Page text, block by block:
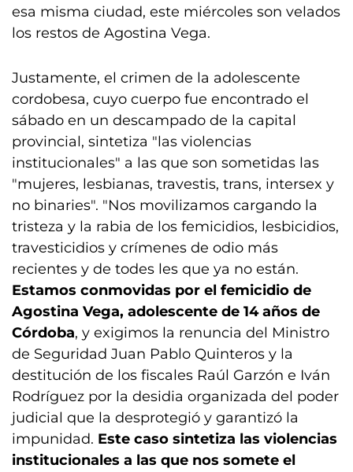
esa misma ciudad, este miércoles son velados
los restos de Agostina Vega.
Justamente, el crimen de la adolescente
cordobesa, cuyo cuerpo fue encontrado el
sábado en un descampado de la capital
provincial, sintetiza "las violencias
institucionales" a las que son sometidas las
"mujeres, lesbianas, travestis, trans, intersex y
no binaries". "Nos movilizamos cargando la
tristeza y la rabia de los femicidios, lesbicidios,
travesticidios y crímenes de odio más
recientes y de todes les que ya no están.
Estamos conmovidas por el femicidio de
Agostina Vega, adolescente de 14 años de
Córdoba, y exigimos la renuncia del Ministro
de Seguridad Juan Pablo Quinteros y la
destitución de los fiscales Raúl Garzón e Iván
Rodríguez por la desidia organizada del poder
judicial que la desprotegió y garantizó la
impunidad. Este caso sintetiza las violencias
institucionales a las que nos somete el